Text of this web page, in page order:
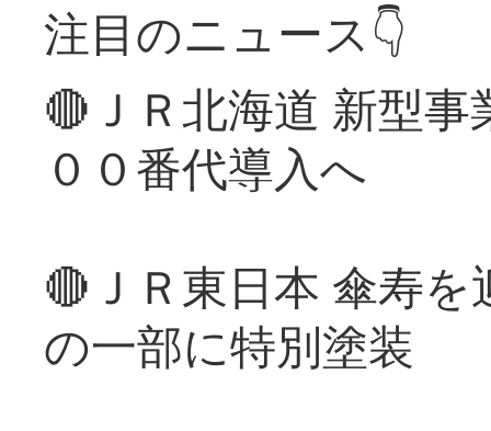
注目のニュース👇
🔴ＪＲ北海道 新型
００番代導入へ
🔴ＪＲ東日本 傘寿
の一部に特別塗装